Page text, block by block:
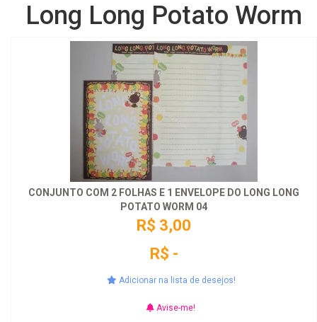
Long Long Potato Worm
CONJUNTO COM 2 FOLHAS E 1 ENVELOPE DO LONG LONG
POTATO WORM 04
R$ 3,00
R$ -
Adicionar na lista de desejos!
Avise-me!